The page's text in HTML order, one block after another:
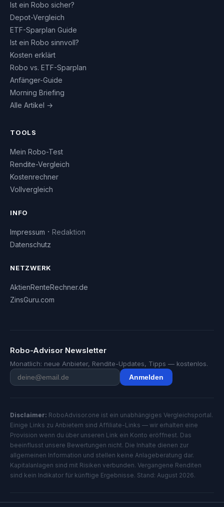
Ist ein Robo sicher?
Depot-Vergleich
ETF-Sparplan Guide
Ist ein Robo sinnvoll?
Kosten erklärt
Robo vs. ETF-Sparplan
Anfänger-Guide
Morning Briefing
Alle Artikel →
TOOLS
Mein Robo-Test
Rendite-Vergleich
Kostenrechner
Vollvergleich
INFO
Impressum · Redaktion
Datenschutz
NETZWERK
AktienRenteRechner.de
ZinsGuru.com
Robo-Advisor Newsletter
Monatlich: neue Anbieter, Rendite-Updates, Tipps — kostenlos.
Anmelden
Disclaimer: RoboAdvisor.one ist ein unabhängiges Vergleichsportal.
Einige Links zu Anbietern sind Affiliate-Links — wir erhalten eine
Provision wenn du über unseren Link ein Konto eröffnest. Das
beeinflusst unsere Bewertungen nicht. Die Inhalte dienen zur
allgemeinen Information und stellen keine Anlageberatung dar.
Kapitalanlagen sind mit Risiken verbunden. Vergangene Renditen
sind kein Indikator für künftige Ergebnisse. Stand: August 2026.